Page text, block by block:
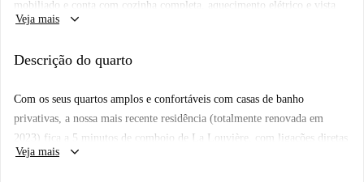
mobiliado e conta com cozinha completa, aquecimento elétrico e vista
para o exterior. É permitido fumar, mas animais de estimação não são
qualidade e confiabilidade. É permitido residir no local.
proximidades. Desfrute da culinária italiana no Bella Napoli ou de pratos
típicos belgas no Au Bistrot. Visite a atração turística Le Cœur, um
destaque da região. Outros restaurantes, como La Vecchia Signora e Le
Veja mais keyboard_arrow_down
Descrição do quarto
Com os seus quartos amplos e confortáveis com casas de banho
privativas, a nossa mais recente residência (totalmente renovada em
2023) fica a 5 minutos de comboio de La Louvière, com ligações diretas
a Bruxelas em 45 minutos.
Veja mais keyboard_arrow_down